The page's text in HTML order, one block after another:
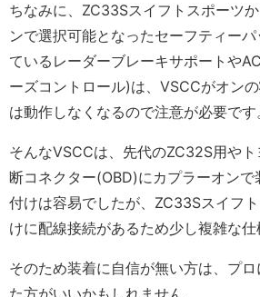
ちなみに、ZC33Sスイフトスポーツ
ンで選択可能となったセーフティー
ているレーダーブレーキサポートや
ーズコントロール)は、VSCCがオン
は動作しなくなるので注意が必要です
そんなVSCCは、先代のZC32S用や
断コネクター(OBD)にカプラーオンで
付けは容易でしたが、ZC33Sスイフ
けに配線接続があるため少し複雑な仕
そのため装着に自信が無い方は、プ